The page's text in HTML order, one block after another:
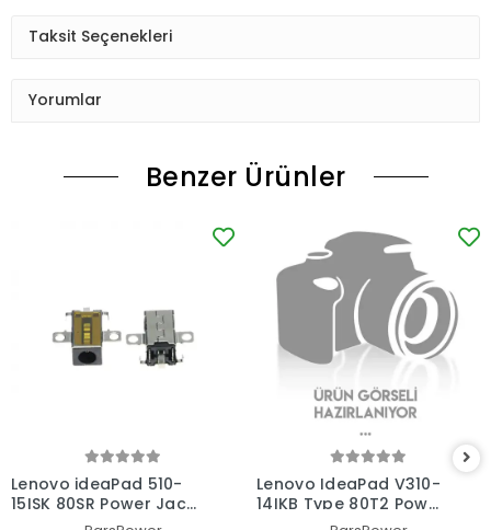
Taksit Seçenekleri
Yorumlar
Benzer Ürünler
Lenovo ideaPad 510-
15ISK 80SR Power Jack
Adaptör Soketi
Lenovo IdeaPad V310-
14IKB Type 80T2 Power
Jack - Adaptör Soketi